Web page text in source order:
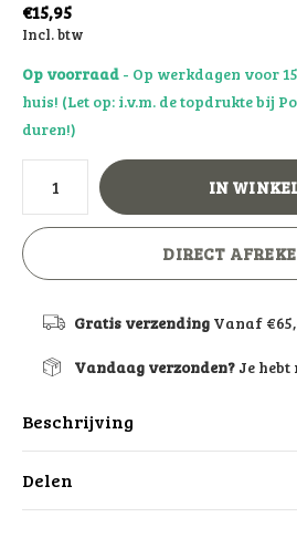
€15,95
Incl. btw
Op voorraad - Op werkdagen voor
huis! (Let op: i.v.m. de topdrukte bij
duren!)
IN
DIRECT
Gratis verzendingVanaf
Vandaag verzonden?Je hebt
Beschrijving
Delen